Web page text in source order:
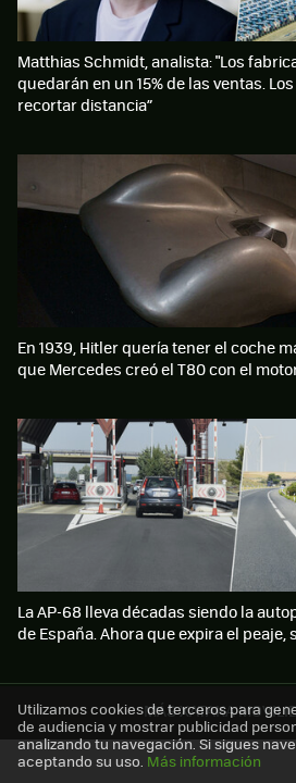
MÁS XATAKA
Matthias Schmidt, analista: "Los
quedarán en un 15% de las ventas.
recortar distancia”
En 1939, Hitler quería tener el coche
que Mercedes creó el T80 con el
La AP-68 lleva décadas siendo la
de España. Ahora que expira el peaje,
Utilizamos cookies de terceros para
de audiencia y mostrar publicidad
analizando tu navegación. Si sigues
aceptando su uso. Más información